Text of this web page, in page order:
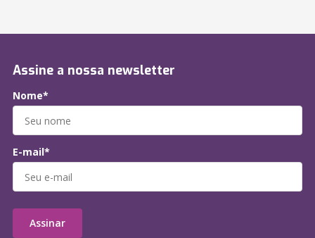
Assine a nossa newsletter
Nome*
E-mail*
Assinar